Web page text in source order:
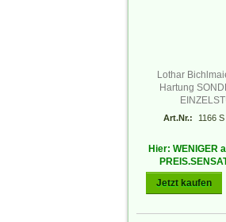
Lothar
Hartung
Art.Nr.: 1166 S
Hier: WENIGER
Jetzt kaufen